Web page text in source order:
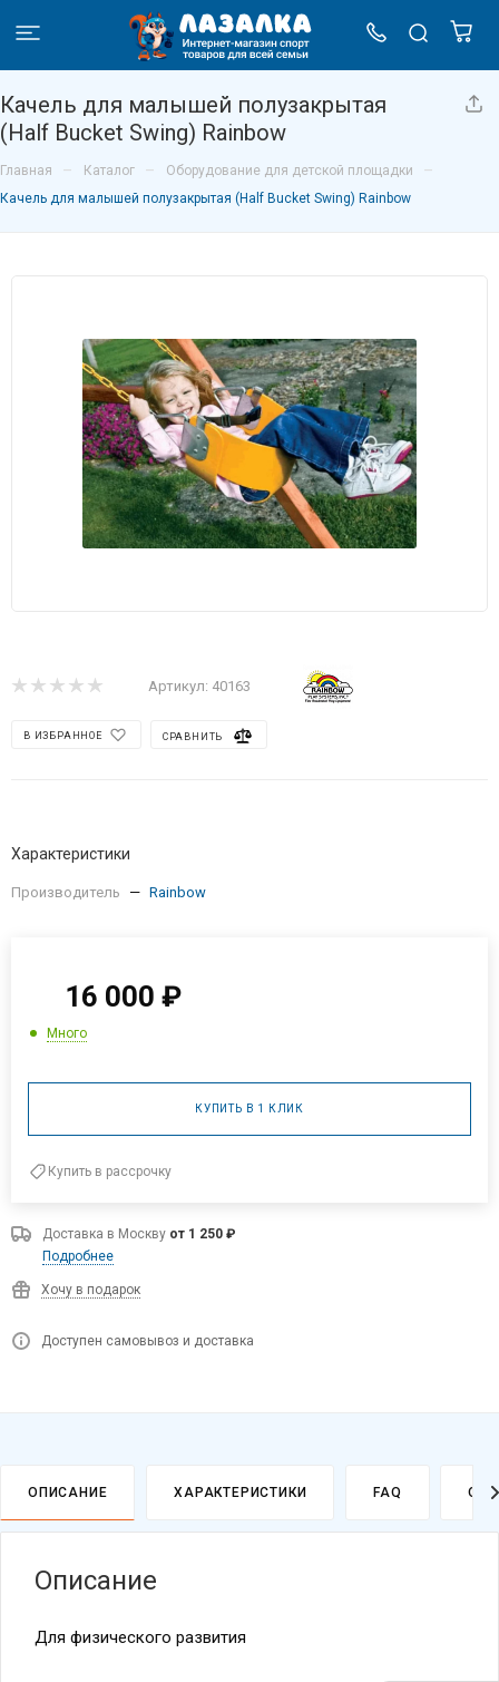
Качель для малышей полузакрытая
(Half Bucket Swing) Rainbow
Главная – Каталог – Оборудование для детской площадки –
Качель для малышей полузакрытая (Half Bucket Swing) Rainbow
Артикул: 40163
В ИЗБРАННОЕ СРАВНИТЬ
Характеристики
Производитель — Rainbow
16 000 ₽
Много
КУПИТЬ В 1 КЛИК
Купить в рассрочку
Доставка в Москву от 1 250 ₽
Подробнее
Хочу в подарок
Доступен самовывоз и доставка
ОПИСАНИЕ ХАРАКТЕРИСТИКИ FAQ
Описание
Для физического развития